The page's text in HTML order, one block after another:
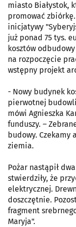
miasto Białystok,
promować
inicjatywy
już ponad 75 tys.
kosztów
na rozpoczęcie
wstępny projekt
- Nowy budynek
pierwotnej
mówi Agnieszka
funduszy. –
budowy. Czekamy
ziemia.
Pożar nastąpił
stwierdziły, że
elektrycznej.
doszczętnie.
fragment
Maryja".